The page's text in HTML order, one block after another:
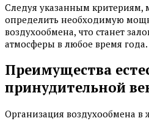
Следуя указанным критериям,
определить необходимую
воздухообмена, что станет
атмосферы в любое время года.
Преимущества
принудительной
Организация воздухообмена